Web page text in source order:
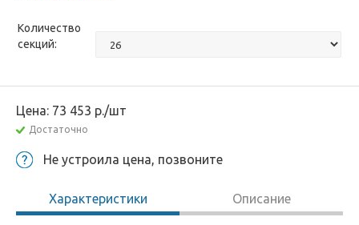
Количество
секций:
Цена: 73 453 р./шт
Достаточно
Не устроила цена, позвоните
Характеристики Описание